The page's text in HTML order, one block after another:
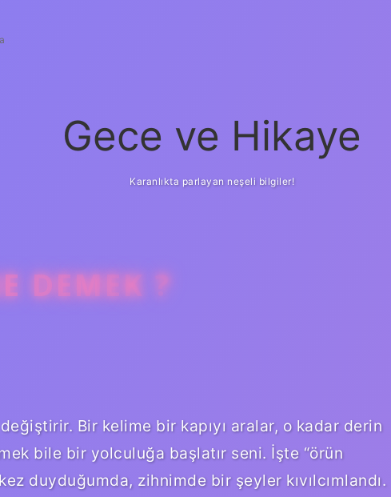
Gece ve Hikaye
Karanlıkta parlayan neşeli bilgiler!
DEMEK ?
Bir kelime bir kapıyı aralar, o kadar derin
bile bir yolculuğa başlatır seni. İşte “örün
duyduğumda, zihnimde bir şeyler kıvılcımlandı.